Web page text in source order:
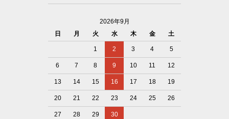
2026年9月
日
月 火 水 木 金 土
1 2 3 4 5
6 7 8 9 10 11 12
13 14 15 16 17 18 19
20 21 22 23 24 25 26
27 28 29 30